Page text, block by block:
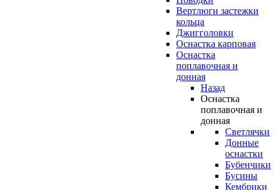
Вертлюги застежки
кольца
Джигголовки
Оснастка карповая
Оснастка
поплавочная и
донная
Назад
Оснастка
поплавочная и
донная
Светлячки
Донные
оснастки
Бубенчики
Бусины
Кембрики